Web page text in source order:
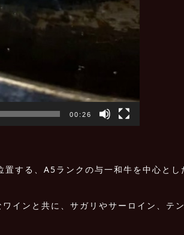
00:26
する、A5ランクの与一和牛を中心とし
インと共に、サガリやサーロイン、テ